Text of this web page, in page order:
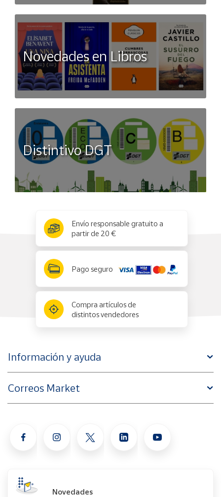
Novedades en Libros
Distintivo DGT
Envío responsable gratuito a
partir de 20 €
Pago seguro
Compra artículos de
distintos vendedores
Información y ayuda
Correos Market
Novedades